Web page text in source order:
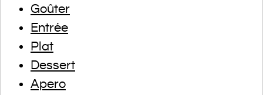
Goûter
Entrée
Plat
Dessert
Apero